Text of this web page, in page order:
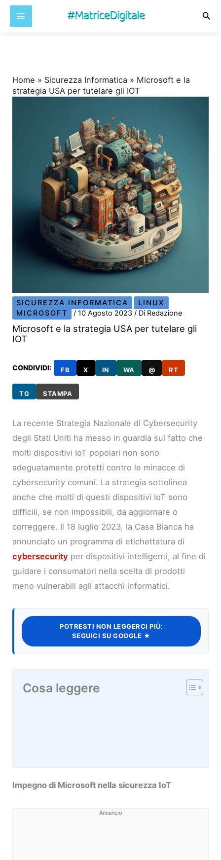
Home » Sicurezza Informatica » Microsoft e la
strategia USA per tutelare gli IOT
SICUREZZA INFORMATICA
LINUX
MICROSOFT
/10 Agosto 2023/ Di Redazione
Microsoft e la strategia USA per tutelare gli
IOT
CONDIVIDI: FB X IN WA @ RT
TG STAMPA
La recente Strategia Nazionale di Cybersecurity
degli Stati Uniti ha messo in guardia sul fatto che
molti dispositivi IoT popolari non sono
adeguatamente protetti contro le minacce di
cybersecurity comuni. La strategia sottolinea
anche che molti di questi dispositivi IoT sono
difficili, se non impossibili, da aggiornare o
correggere. Il 18 luglio 2023, la Casa Bianca ha
annunciato un programma di etichettatura di
cybersecurity per dispositivi intelligenti, al fine di
guidare i consumatori nella scelta di prodotti
meno vulnerabili agli attacchi informatici.
POTRESTI NON LEGGERCI PIÙ:
SEGUICI SU GOOGLE ★
Cosa leggere
Impegno di Microsoft nella sicurezza IoT
Annuncio